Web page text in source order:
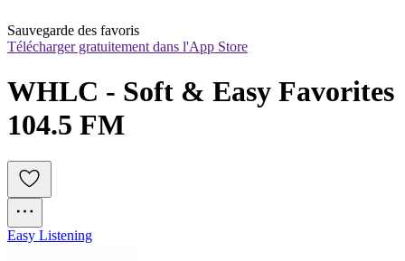
Sauvegarde des favoris
Télécharger gratuitement dans l'App Store
WHLC - Soft & Easy Favorites
104.5 FM
Easy Listening